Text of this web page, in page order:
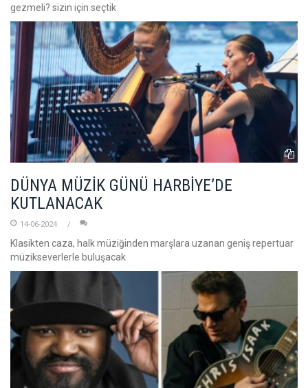
gezmeli? sizin için seçtik
DÜNYA MÜZİK GÜNÜ HARBİYE’DE
KUTLANACAK
14-06-2024
Klasikten caza, halk müziğinden marşlara uzanan geniş repertuar
müzikseverlerle buluşacak